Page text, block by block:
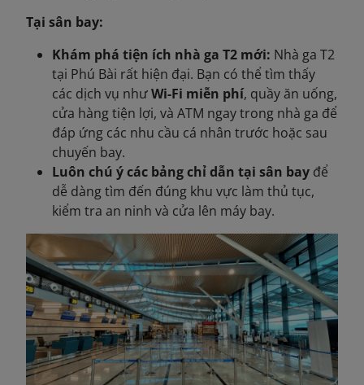
Tại sân bay:
Khám phá tiện ích nhà ga T2 mới: Nhà ga T2
tại Phú Bài rất hiện đại. Bạn có thể tìm thấy
các dịch vụ nhưWi-Fi miễn phí, quầy ăn uống,
cửa hàng tiện lợi, và ATM ngay trong nhà ga để
đáp ứng các nhu cầu cá nhân trước hoặc sau
chuyến bay.
Luôn chú ý các bảng chỉ dẫn tại sân bay để
dễ dàng tìm đến đúng khu vực làm thủ tục,
kiểm tra an ninh và cửa lên máy bay.